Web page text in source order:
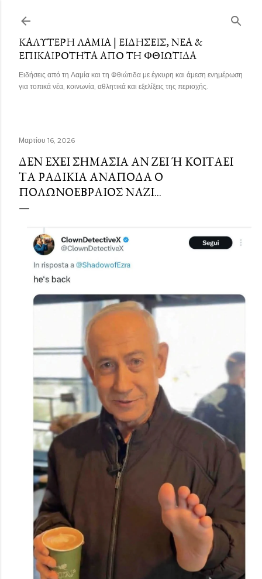
ΚΑΛΎΤΕΡΗ ΛΑΜΊΑ | ΕΙΔΉΣΕΙΣ, ΝΈΑ &
ΕΠΙΚΑΙΡΌΤΗΤΑ ΑΠΌ ΤΗ ΦΘΙΏΤΙΔΑ
Ειδήσεις από τη Λαμία και τη Φθιώτιδα με έγκυρη και άμεση ενημέρωση
για τοπικά νέα, κοινωνία, αθλητικά και εξελίξεις της περιοχής.
Μαρτίου 16, 2026
ΔΕΝ ΈΧΕΙ ΣΗΜΑΣΊΑ ΑΝ ΖΕΙ Ή ΚΟΙΤΆΕΙ Τ
Α ΡΑΔΊΚΙΑ ΑΝΆΠΟΔΑ Ο Π
ΟΛΩΝΟΕΒΡΑΊΟΣ ΝΑΖΊ...